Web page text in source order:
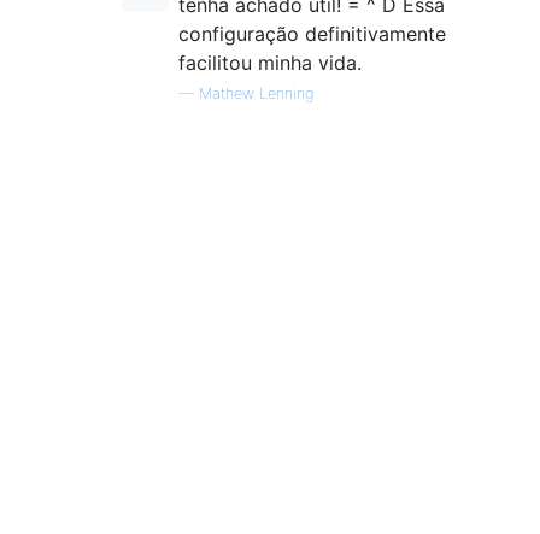
configuração definitivamente
facilitou minha vida.
— Mathew Lenning